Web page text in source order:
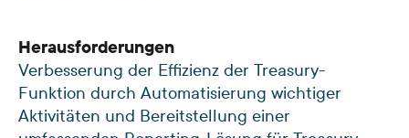
Herausforderungen
Verbesserung der Effizienz der Treasury-
Funktion durch Automatisierung wichtiger
Aktivitäten und Bereitstellung einer